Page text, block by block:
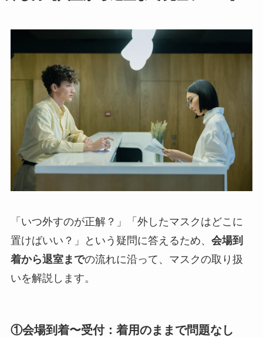
「いつ外すのが正解？」「外したマスクはどこに
置けばいい？」という疑問に答えるため、 会場到
着から退室までの流れに沿って、マスクの取り扱
いを解説します。
①会場到着〜受付：着用のままで問題なし